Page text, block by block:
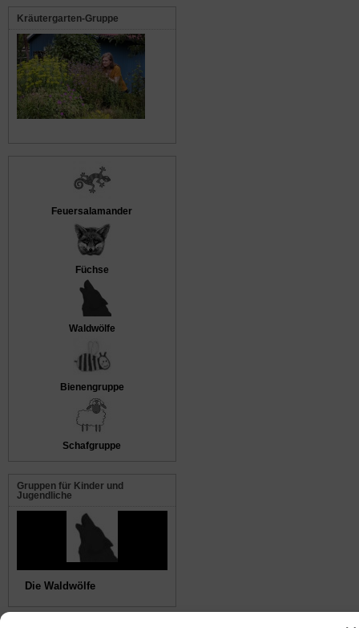
Kräutergarten-Gruppe
Feuersalamander
Füchse
Waldwölfe
Bienengruppe
Schafgruppe
Gruppen für Kinder und
Jugendliche
Die Waldwölfe